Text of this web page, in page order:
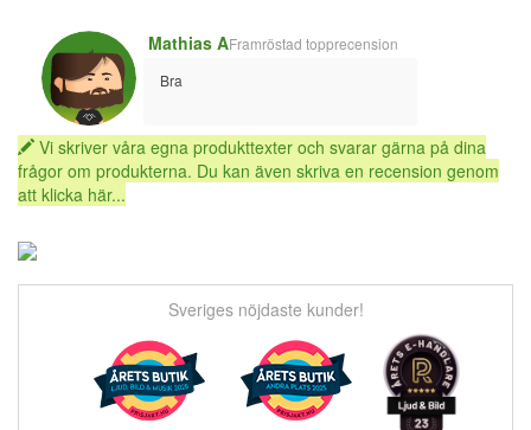
Mathias AFramröstad topprecension
Bra
Vi skriver våra egna produkttexter och svarar gärna på dina
frågor om produkterna. Du kan även skriva en recension genom
att klicka här...
Sveriges nöjdaste kunder!